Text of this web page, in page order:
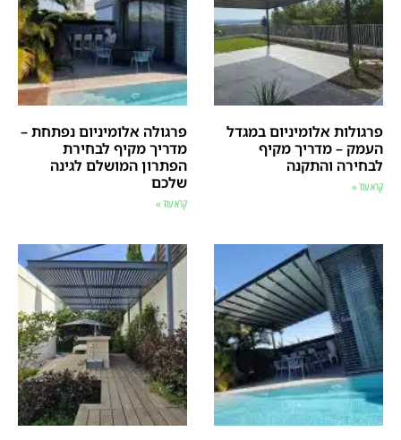
פרגולות אלומיניום במגדל
העמק – מדריך מקיף
לבחירה והתקנה
קרא עוד »
פרגולה אלומיניום נפתחת –
מדריך מקיף לבחירת
הפתרון המושלם לגינה
שלכם
קרא עוד »